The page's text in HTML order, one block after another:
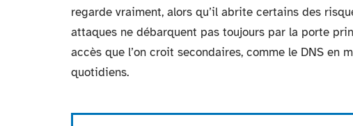
regarde vraiment, alors qu’il abrite certains des
attaques ne débarquent pas toujours par la porte
accès que l’on croit secondaires, comme le DNS en
quotidiens.